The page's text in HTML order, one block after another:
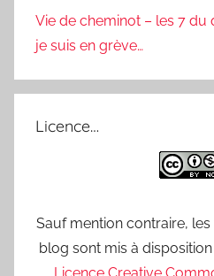
Vie de cheminot – les 7 du
je suis en grève…
Licence…
Sauf mention contraire,
blog sont mis à